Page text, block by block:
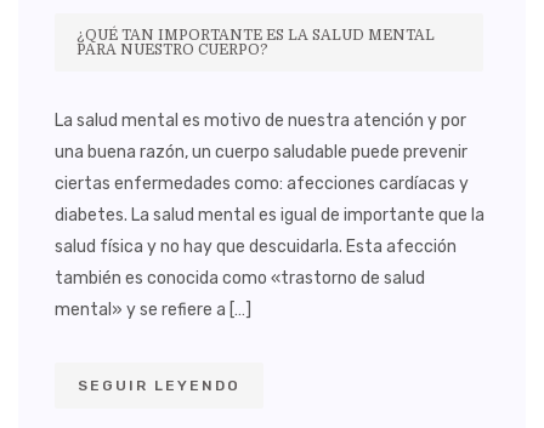
¿QUÉ TAN IMPORTANTE ES LA SALUD MENTAL
PARA NUESTRO CUERPO?
La salud mental es motivo de nuestra atención y por
una buena razón, un cuerpo saludable puede prevenir
ciertas enfermedades como: afecciones cardíacas y
diabetes. La salud mental es igual de importante que la
salud física y no hay que descuidarla. Esta afección
también es conocida como «trastorno de salud
mental» y se refiere a […]
SEGUIR LEYENDO